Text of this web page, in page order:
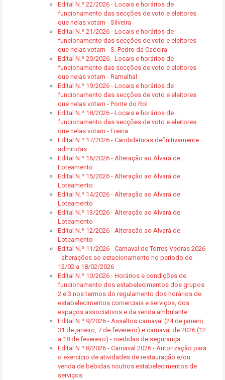
Edital N.º 22/2026 - Locais e horários de
funcionamento das secções de voto e eleitores
que nelas votam - Silveira
Edital N.º 21/2026 - Locais e horários de
funcionamento das secções de voto e eleitores
que nelas votam - S. Pedro da Cadeira
Edital N.º 20/2026 - Locais e horários de
funcionamento das secções de voto e eleitores
que nelas votam - Ramalhal
Edital N.º 19/2026 - Locais e horários de
funcionamento das secções de voto e eleitores
que nelas votam - Ponte do Rol
Edital N.º 18/2026 - Locais e horários de
funcionamento das secções de voto e eleitores
que nelas votam - Freiria
Edital N.º 17/2026 - Candidaturas definitivamente
admitidas
Edital N.º 16/2026 - Alteração ao Alvará de
Loteamento
Edital N.º 15/2026 - Alteração ao Alvará de
Loteamento
Edital N.º 14/2026 - Alteração ao Alvará de
Loteamento
Edital N.º 13/2026 - Alteração ao Alvará de
Loteamento
Edital N.º 12/2026 - Alteração ao Alvará de
Loteamento
Edital N.º 11/2026 - Carnaval de Torres Vedras 2026
- alterações ao estacionamento no período de
12/02 a 18/02/2026
Edital N.º 10/2026 - Horários e condições de
funcionamento dos estabelecimentos dos grupos
2 e 3 nos termos do regulamento dos horários de
estabelecimentos comerciais e serviços, dos
espaços associativos e da venda ambulante
Edital N.º 9/2026 - Assaltos carnaval (24 de janeiro,
31 de janeiro, 7 de fevereiro) e carnaval de 2026 (12
a 18 de fevereiro) - medidas de segurança
Edital N.º 8/2026 - Carnaval 2026 - Autorização para
o exercício de atividades de restauração e/ou
venda de bebidas noutros estabelecimentos de
serviços